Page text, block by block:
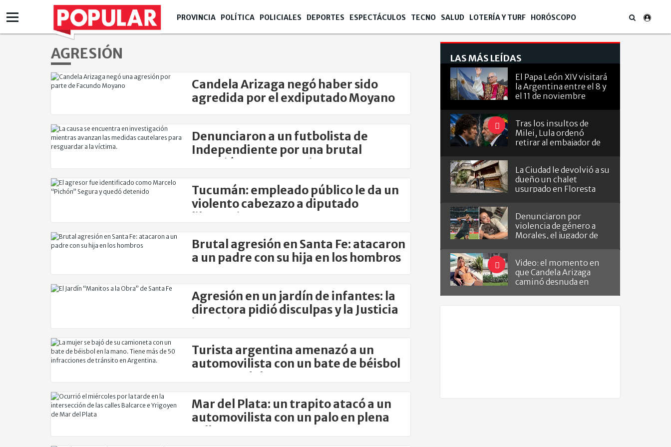
PROVINCIA POLÍTICA POLICIALES DEPORTES ESPECTÁCULOS TECNO SALUD LOTERÍA Y TURF HORÓSCOPO
AGRESIÓN
Candela Arizaga negó haber sido
agredida por el exdiputado Moyano
Denunciaron a un futbolista de
Independiente por una brutal
agresión a su expareja
Tucumán: empleado público le da un
violento cabezazo a diputado
libertario
Brutal agresión en Santa Fe: atacaron
a un padre con su hija en los hombros
Agresión en un jardín de infantes: la
directora pidió disculpas y la Justicia
investiga
Turista argentina amenazó a un
automovilista con un bate de béisbol
en Punta del Este
Mar del Plata: un trapito atacó a un
automovilista con un palo en plena
calle
LAS MÁS LEÍDAS
El Papa León XIV visitará
la Argentina entre el 8 y
el 11 de noviembre
Tras los insultos de
Milei, Lula ordenó
retirar al embajador de
La Ciudad le devolvió a su
dueño un chalet
usurpado en Floresta
Denunciaron por
violencia de género a
Morales, el jugador de
Video: el momento en
que Candela Arizaga
caminó desnuda en